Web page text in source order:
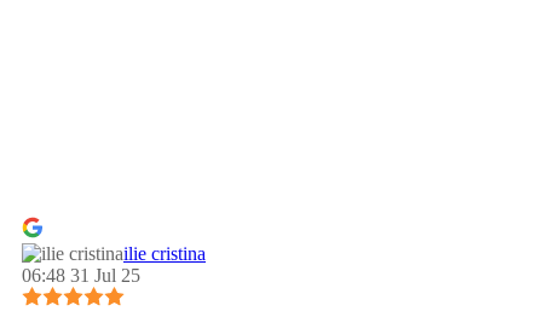
ilie cristina
06:48 31 Jul 25